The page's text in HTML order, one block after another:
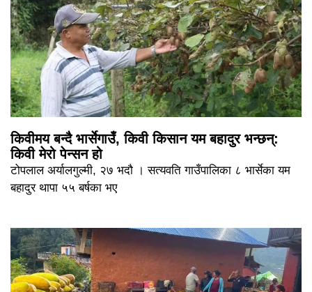
किवीमय बन्दै भार्सेगाउँ, किवी किसान यम बहादुर भन्छन्:
किवी मेरो पेन्सन हो
टोपलाल अर्यालगुल्मी, २७ भदौ । सत्यवति गाउँपालिका ८ भार्सेका यम
बहादुर थापा ५५ बर्षका भए